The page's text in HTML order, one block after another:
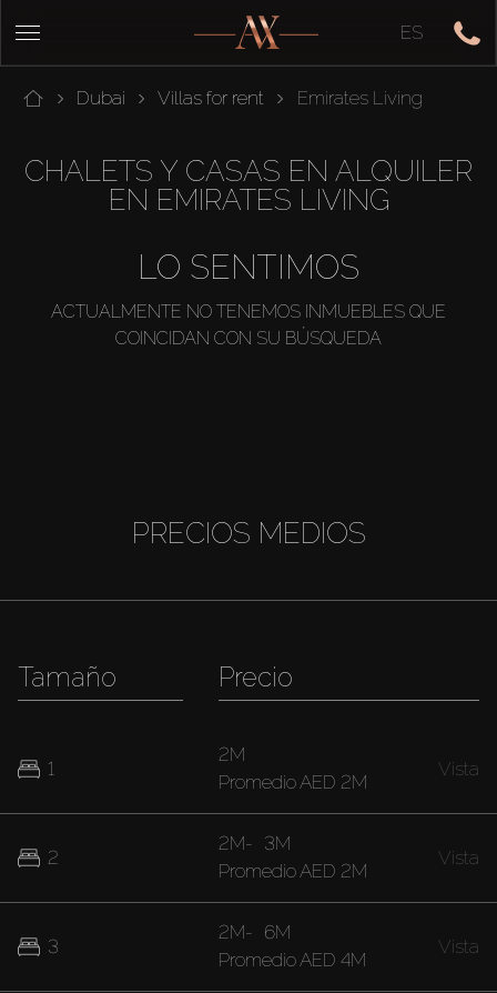
ES
Dubai Villas for rent Emirates Living
CHALETS Y CASAS EN ALQUILER
EN EMIRATES LIVING
LO SENTIMOS
ACTUALMENTE NO TENEMOS INMUEBLES QUE
COINCIDAN CON SU BÚSQUEDA
PRECIOS MEDIOS
Tamaño
1
2
3
Precio
2M
PromedioAED 2M
Vista
2M- 3M
PromedioAED 2M
Vista
2M- 6M
PromedioAED 4M
Vista